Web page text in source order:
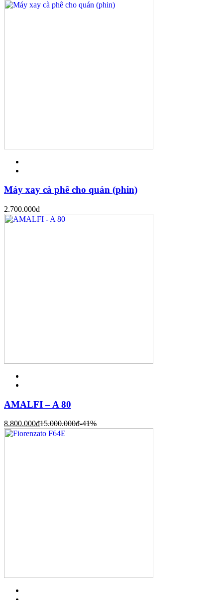
Máy xay cà phê cho quán (phin)
2.700.000đ
AMALFI – A 80
8.800.000đ15.000.000đ-41%